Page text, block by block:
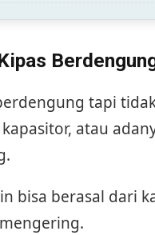
tapi
atau
bisa berasal dari